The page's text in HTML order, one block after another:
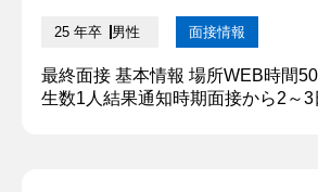
25 年卒 男性 面接情報
最終面接 基本情報 場所WEB時間
生数1人結果通知時期面接から2～3